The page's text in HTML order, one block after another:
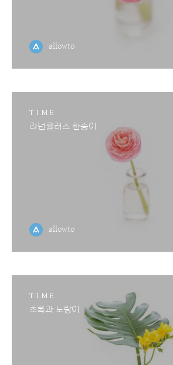
allowto
TIME
라넌큘러스 한송이
allowto
TIME
초록과 노랑이